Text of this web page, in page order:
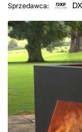
Sprzedawca: